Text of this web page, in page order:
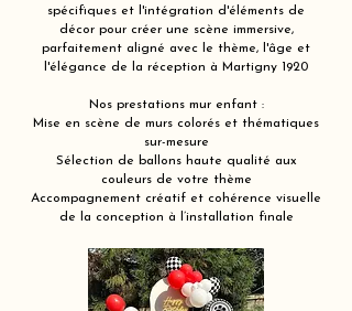
spécifiques et l'intégration d'éléments de
décor pour créer une scène immersive,
parfaitement aligné avec le thème, l'âge et
l'élégance de la réception à Martigny 1920
Nos prestations mur enfant :
Mise en scène de murs colorés et thématiques
sur-mesure
Sélection de ballons haute qualité aux
couleurs de votre thème
Accompagnement créatif et cohérence visuelle
de la conception à l’installation finale